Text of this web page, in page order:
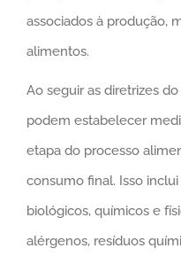
associados à produção,
alimentos.
Ao seguir as diretrizes
podem estabelecer
etapa do processo
consumo final. Isso
biológicos, químicos e
alérgenos, resíduos